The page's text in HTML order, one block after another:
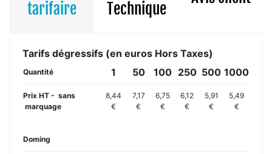
tarifaire
Technique
Tarifs dégressifs (en euros Hors Taxes)
Quantité 1 50 100 250 500 1000
Prix HT - sans
marquage
8,44
€
7,17
€
6,75
€
6,12
€
5,91
€
5,49
€
Doming